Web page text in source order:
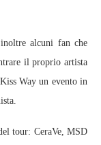
alcuni fan che
il proprio artista
Way un evento in
tour: CeraVe, MSD